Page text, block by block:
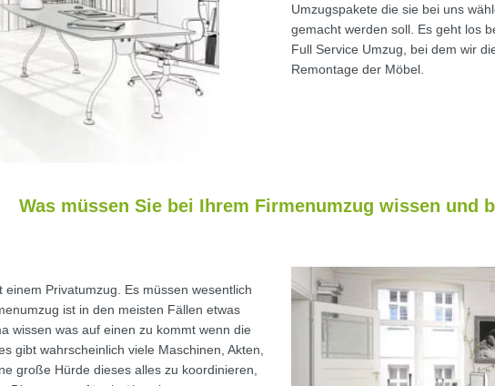
Umzugspakete die sie bei uns
gemacht werden soll. Es geht los
Full Service Umzug, bei dem wir
Remontage der Möbel.
Was müssen Sie bei Ihrem Firmenumzug wissen und
Privatumzug. Es müssen wesentlich
ist in den meisten Fällen etwas
wissen was auf einen zu kommt wenn die
gibt wahrscheinlich viele Maschinen, Akten,
große Hürde dieses alles zu koordinieren,